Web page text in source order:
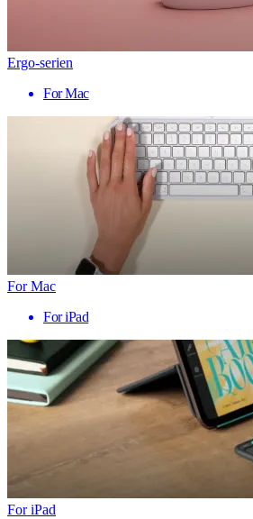
Ergo-serien
For Mac
For Mac
For iPad
For iPad